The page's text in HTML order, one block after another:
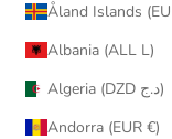
Albania (ALL L)
Algeria (DZD د.ج)
Andorra (EUR €)